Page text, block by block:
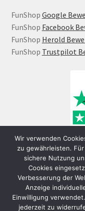
FunShop Google
FunShop Facebook
FunShop Herold
FunShop Trustpilot
Wir verwenden
zu gewährleisten.
sichere Nutzung
Cookies
Verbesserung der
Anzeige
Einwilligung
jederzeit zu